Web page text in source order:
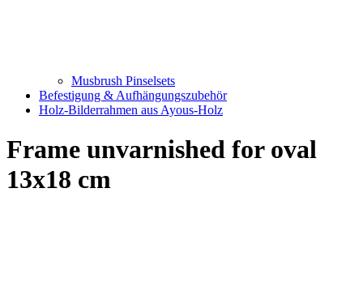
Musbrush Pinselsets
Befestigung & Aufhängungszubehör
Holz-Bilderrahmen aus Ayous-Holz
Frame unvarnished for oval
13x18 cm